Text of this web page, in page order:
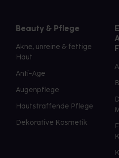
Beauty & Pflege
Akne, unreine & fettige
Haut
Anti-Age
Augenpflege
Hautstraffende Pflege
Dekorative Kosmetik